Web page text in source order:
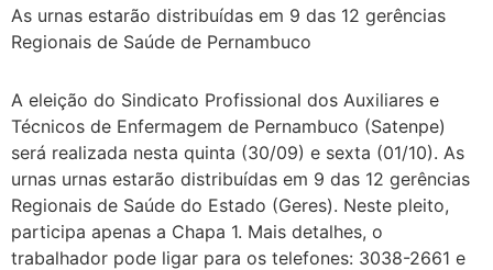
As urnas estarão distribuídas em 9 das 12 gerências
Regionais de Saúde de Pernambuco
A eleição do Sindicato Profissional dos Auxiliares e
Técnicos de Enfermagem de Pernambuco (Satenpe)
será realizada nesta quinta (30/09) e sexta (01/10). As
urnas urnas estarão distribuídas em 9 das 12 gerências
Regionais de Saúde do Estado (Geres). Neste pleito,
participa apenas a Chapa 1. Mais detalhes, o
trabalhador pode ligar para os telefones: 3038-2661 e